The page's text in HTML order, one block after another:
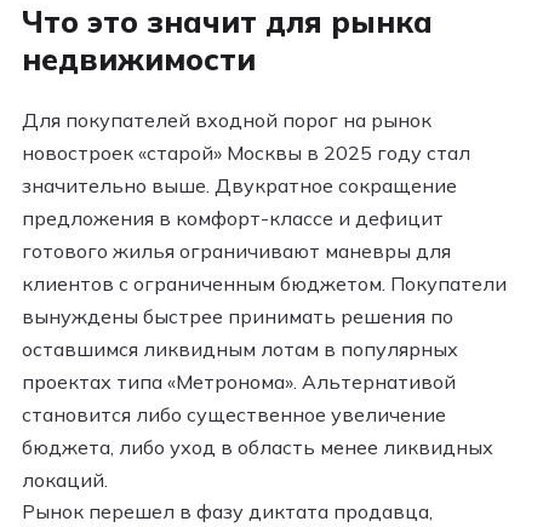
Что это значит для рынка
недвижимости
Для покупателей входной порог на рынок
новостроек «старой» Москвы в 2025 году стал
значительно выше. Двукратное сокращение
предложения в комфорт-классе и дефицит
готового жилья ограничивают маневры для
клиентов с ограниченным бюджетом. Покупатели
вынуждены быстрее принимать решения по
оставшимся ликвидным лотам в популярных
проектах типа «Метронома». Альтернативой
становится либо существенное увеличение
бюджета, либо уход в область менее ликвидных
локаций.
Рынок перешел в фазу диктата продавца,